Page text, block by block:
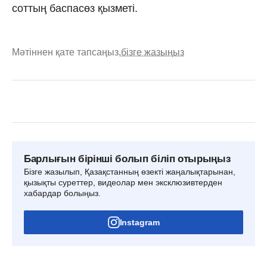
соттың баспасөз қызметі.
Мәтіннен қате тапсаңыз,бізге жазыңыз
Барлығын бірінші болып біліп отырыңыз
Бізге жазылып, Қазақстанның өзекті жаңалықтарынан,
қызықты суреттер, видеолар мен эксклюзивтерден
хабардар болыңыз.
Instagram